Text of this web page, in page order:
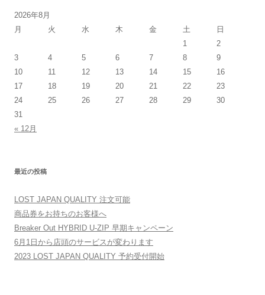
2026年8月
月
火 水 木 金 土
日
1
2
3
4 5 6 7 8
9
10
11 12 13 14 15
16
17
18 19 20 21 22
23
24
25 26 27 28 29
30
31
« 12月
最近の投稿
LOST JAPAN QUALITY 注文可能
商品券をお持ちのお客様へ
Breaker Out HYBRID U-ZIP 早期キャンペーン
6月1日から店頭のサービスが変わります
2023 LOST JAPAN QUALITY 予約受付開始